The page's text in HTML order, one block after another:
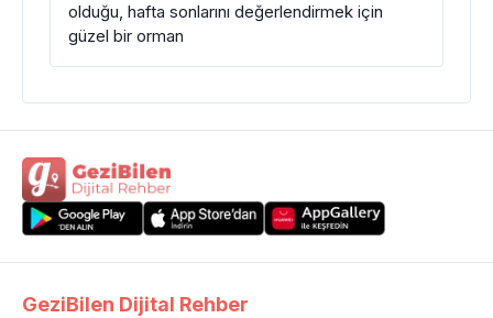
olduğu, hafta sonlarını değerlendirmek için
güzel bir orman
GeziBilen Dijital Rehber